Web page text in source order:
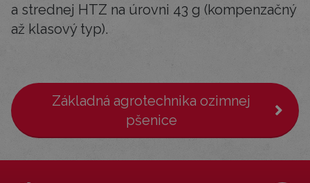
a strednej HTZ na úrovni 43 g (kompenzačný
až klasový typ).
Základná agrotechnika ozimnej
pšenice